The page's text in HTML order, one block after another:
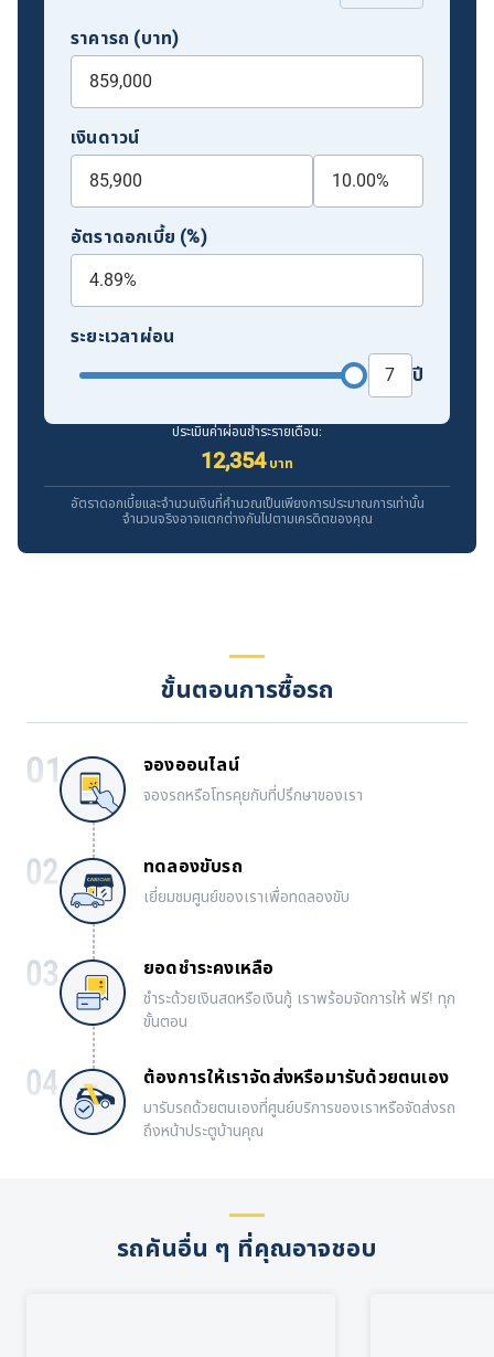
ราคารถ (บาท)
เงินดาวน์
อัตราดอกเบี้ย (%)
ระยะเวลาผ่อน
ปี
ประเมินค่าผ่อนชำระรายเดือน:
12,354 บาท
อัตราดอกเบี้ยและจำนวนเงินที่คำนวณเป็นเพียงการประมาณการเท่านั้น
จำนวนจริงอาจแตกต่างกันไปตามเครดิตของคุณ
ขั้นตอนการซื้อรถ
จองออนไลน์
จองรถหรือโทรคุยกับที่ปรึกษาของเรา
ทดลองขับรถ
เยี่ยมชมศูนย์ของเราเพื่อทดลองขับ
ยอดชำระคงเหลือ
ชำระด้วยเงินสดหรือเงินกู้ เราพร้อมจัดการให้ ฟรี! ทุก
ขั้นตอน
ต้องการให้เราจัดส่งหรือมารับด้วยตนเอง
มารับรถด้วยตนเองที่ศูนย์บริการของเราหรือจัดส่งรถ
ถึงหน้าประตูบ้านคุณ
รถคันอื่น ๆ ที่คุณอาจชอบ